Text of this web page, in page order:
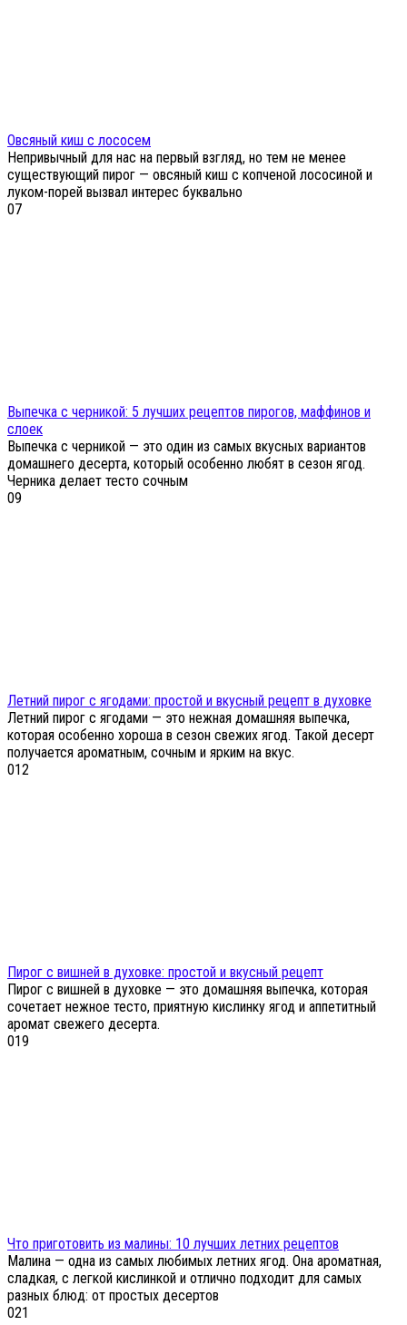
Овсяный киш с лососем
Непривычный для нас на первый взгляд, но тем не менее
существующий пирог — овсяный киш с копченой лососиной и
луком-порей вызвал интерес буквально
07
Выпечка с черникой: 5 лучших рецептов пирогов, маффинов и
слоек
Выпечка с черникой — это один из самых вкусных вариантов
домашнего десерта, который особенно любят в сезон ягод.
Черника делает тесто сочным
09
Летний пирог с ягодами: простой и вкусный рецепт в духовке
Летний пирог с ягодами — это нежная домашняя выпечка,
которая особенно хороша в сезон свежих ягод. Такой десерт
получается ароматным, сочным и ярким на вкус.
012
Пирог с вишней в духовке: простой и вкусный рецепт
Пирог с вишней в духовке — это домашняя выпечка, которая
сочетает нежное тесто, приятную кислинку ягод и аппетитный
аромат свежего десерта.
019
Что приготовить из малины: 10 лучших летних рецептов
Малина — одна из самых любимых летних ягод. Она ароматная,
сладкая, с легкой кислинкой и отлично подходит для самых
разных блюд: от простых десертов
021